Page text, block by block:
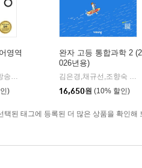
영역
사
)
완자 고등 통합과학 2 (2
026년용)
김은경,채규선,조향숙 등저
16,650원 (10% 할인)
택된 태그에 등록된 더 많은 상품을 확인해